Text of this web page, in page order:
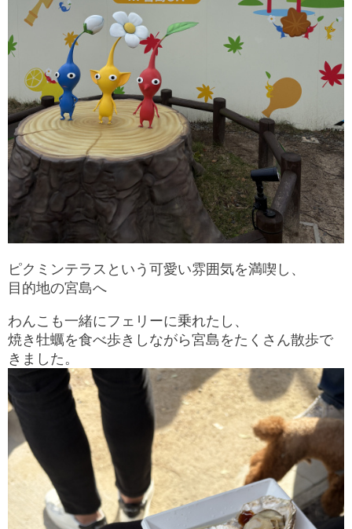
ピクミンテラスという可愛い雰囲気を満喫し、
目的地の宮島へ
わんこも一緒にフェリーに乗れたし、
焼き牡蠣を食べ歩きしながら宮島をたくさん散歩で
きました。